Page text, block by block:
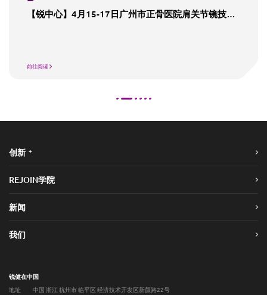
【锐中心】4月15-17日广州市正骨医院肩关节镜技术参访班（COE）
前往阅读
创新 +
REJOIN学院
新闻
我们
锐健在中国
地址
中国 浙江 杭州市 临平区 经济技术开发区新颜路22号